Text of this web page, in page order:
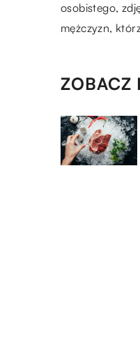
osobistego,
mężczyzn,
ZOBACZ